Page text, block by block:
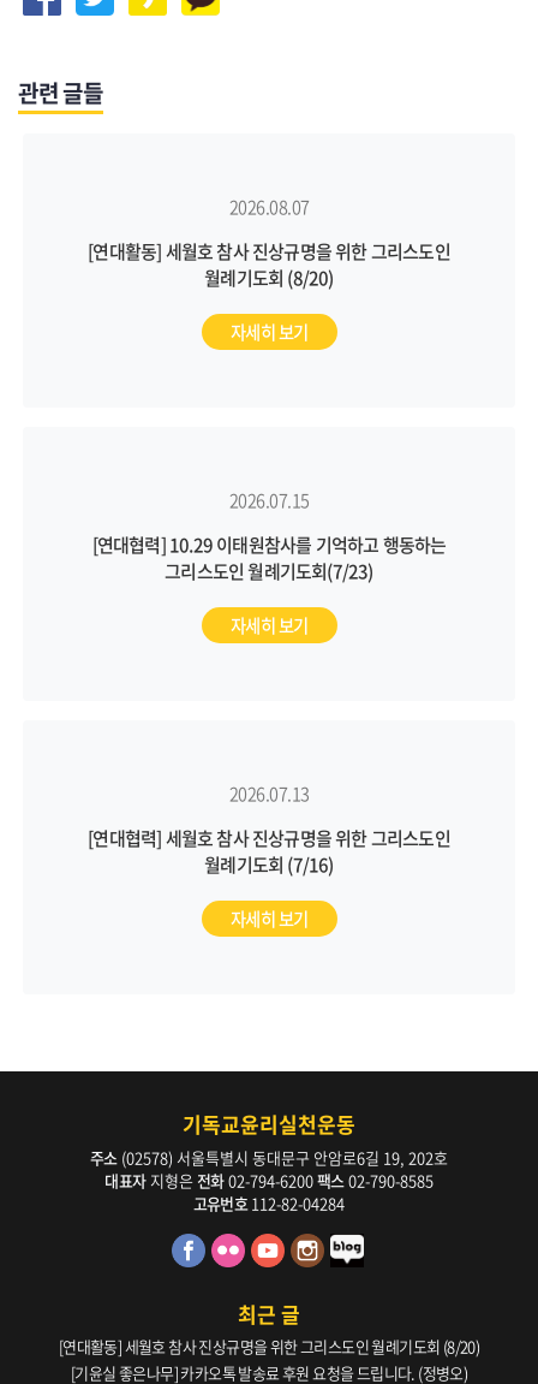
관련 글들
2026.08.07
[연대활동] 세월호 참사 진상규명을 위한 그리스도인
월례기도회 (8/20)
자세히 보기
2026.07.15
[연대협력] 10.29 이태원참사를 기억하고 행동하는
그리스도인 월례기도회(7/23)
자세히 보기
2026.07.13
[연대협력] 세월호 참사 진상규명을 위한 그리스도인
월례기도회 (7/16)
자세히 보기
기독교윤리실천운동
주소 (02578) 서울특별시 동대문구 안암로6길 19, 202호
대표자지형은 전화02-794-6200팩스 02-790-8585
고유번호 112-82-04284
최근 글
[연대활동] 세월호 참사 진상규명을 위한 그리스도인 월례기도회 (8/20)
[기윤실 좋은나무] 카카오톡 발송료 후원 요청을 드립니다. (정병오)